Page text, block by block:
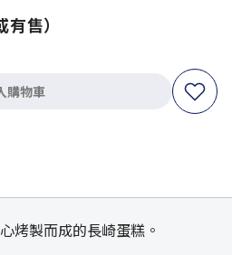
有售）
購物車
烤製而成的長崎蛋糕。